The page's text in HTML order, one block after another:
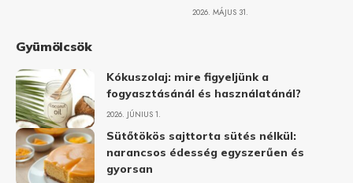
2026. MÁJUS 31.
Gyümölcsök
Kókuszolaj: mire figyeljünk a
fogyasztásánál és használatánál?
2026. JÚNIUS 1.
Sütőtökös sajttorta sütés nélkül:
narancsos édesség egyszerűen és
gyorsan